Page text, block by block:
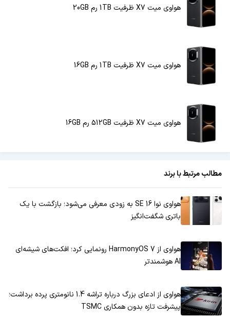
هواوی میت X7 ظرفیت 1TB رم 20GB
هواوی میت X7 ظرفیت 1TB رم 16GB
هواوی میت X7 ظرفیت 512GB رم 16GB
مطالب مرتبط با برند
هواوی نوا 16 SE به زودی معرفی می‌شود؛ بازگشت با یک
باتری شگفت‌انگیز
هواوی از HarmonyOS 7 رونمایی کرد؛ افکت‌های شیشه‌ای
AI هوشمندتر
هواوی از ادعای بزرگ درباره تراشه 1.4 نانومتری پرده برداشت؛
پیشرفت تازه بدون همکاری TSMC